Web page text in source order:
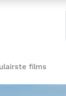
films